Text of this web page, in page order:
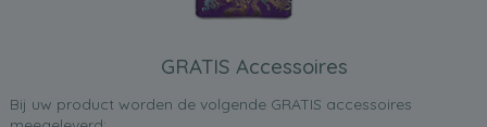
GRATIS Accessoires
Bij uw product worden de volgende GRATIS accessoires